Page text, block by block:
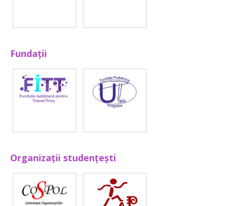
Fundații
Organizații studențești